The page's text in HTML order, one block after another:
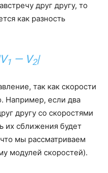
друг другу, то
как разность
1 — V2|
так как скорости
Например, если два
другу со скоростями
их сближения будет
мы рассматриваем
модулей скоростей).